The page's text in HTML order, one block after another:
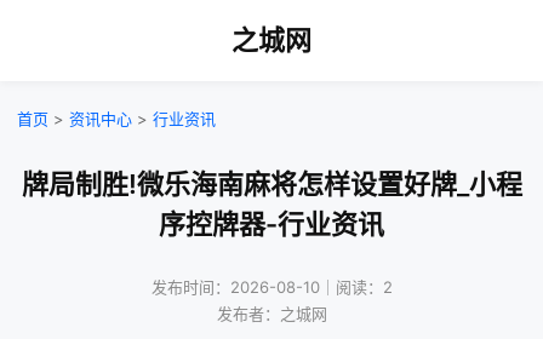
之城网
首页 > 资讯中心 > 行业资讯
牌局制胜!微乐海南麻将怎样设置好牌_小程
序控牌器-行业资讯
发布时间：2026-08-10｜阅读：2
发布者：之城网